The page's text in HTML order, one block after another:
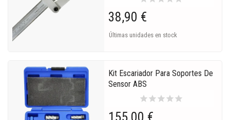
38,90 €
Últimas unidades en stock
Kit Escariador Para Soportes De
Sensor ABS
starstarstarstarstar
155,00 €